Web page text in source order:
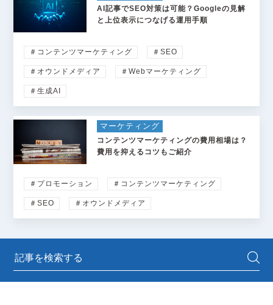
AI記事でSEO対策は可能？Googleの見解
と上位表示につなげる運用手順
＃コンテンツマーケティング ＃SEO
＃オウンドメディア ＃Webマーケティング
＃生成AI
マーケティング
コンテンツマーケティングの費用相場は？
費用を抑えるコツもご紹介
＃プロモーション ＃コンテンツマーケティング
＃SEO ＃オウンドメディア